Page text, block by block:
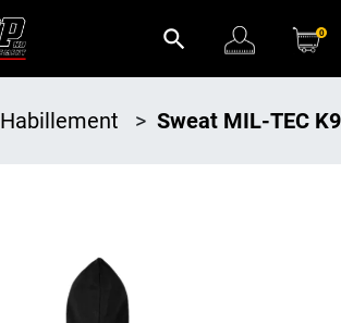
search 0
Habillement > Sweat MIL-TEC